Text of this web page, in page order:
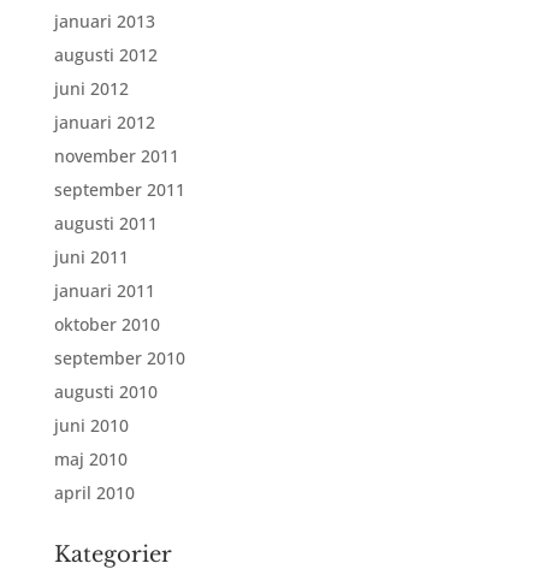
januari 2013
augusti 2012
juni 2012
januari 2012
november 2011
september 2011
augusti 2011
juni 2011
januari 2011
oktober 2010
september 2010
augusti 2010
juni 2010
maj 2010
april 2010
Kategorier